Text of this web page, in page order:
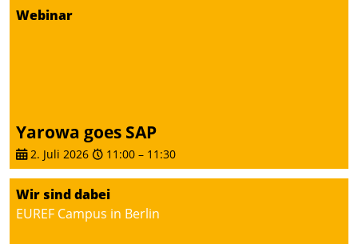
Webinar
Yarowa goes SAP
2. Juli 2026 11:00 – 11:30
Wir sind dabei
EUREF Campus in Berlin